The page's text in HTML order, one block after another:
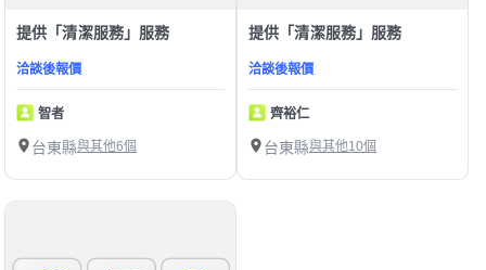
提供「清潔服務」服務
洽談後報價
智者
台東縣與其他6個
提供「清潔服務」服務
洽談後報價
齊裕仁
台東縣與其他10個